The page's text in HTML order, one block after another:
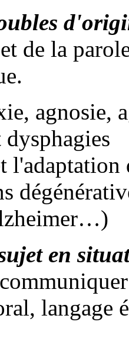
de la
agnosie,
en
langage